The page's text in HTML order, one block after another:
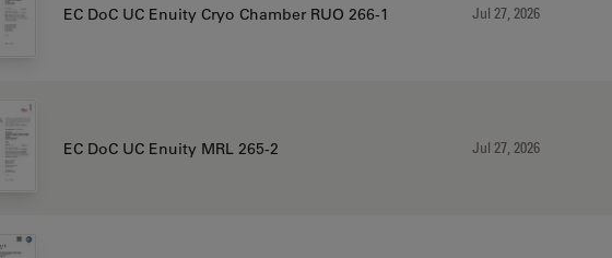
EC DoC UC Enuity Cryo Chamber RUO 266-1 Jul 27, 2026
EC DoC UC Enuity MRL 265-2 Jul 27, 2026